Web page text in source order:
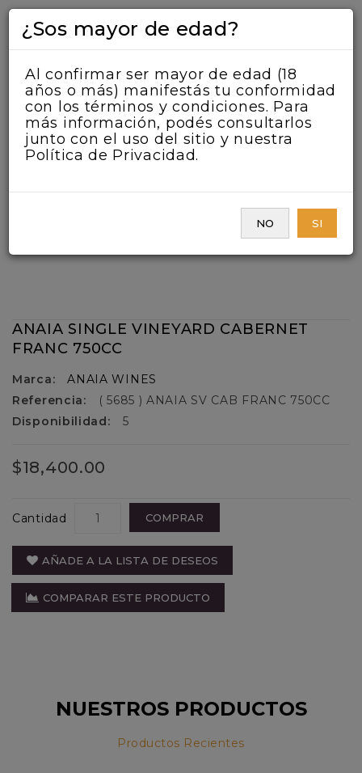
ANAIA SINGLE VINEYARD CABERNET
FRANC 750CC
Marca:
ANAIA WINES
Referencia:
( 5685 ) ANAIA SV CAB FRANC 750CC
Disponibilidad:
5
$18,400.00
Cantidad COMPRAR
AÑADE A LA LISTA DE DESEOS
COMPARAR ESTE PRODUCTO
NUESTROS PRODUCTOS
Productos Recientes
¿Sos mayor de edad?
Al confirmar ser mayor de edad (18
años o más) manifestás tu conformidad
con los términos y condiciones. Para
más información, podés consultarlos
junto con el uso del sitio y nuestra
Política de Privacidad.
NO SI